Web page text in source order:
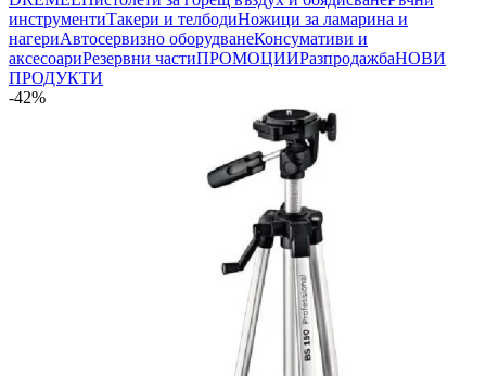
инструментиТакери и телбодиНожици за ламарина и
нагериАвтосервизно оборудванеКонсумативи и
аксесоариРезервни частиПРОМОЦИИРазпродажбаНОВИ
ПРОДУКТИ
-42%